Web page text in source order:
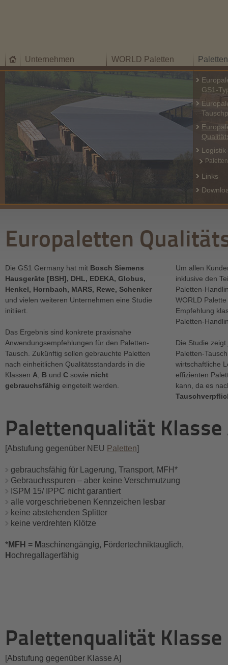
Unternehmen WORLD Paletten
GS1-
Links
Europaletten
Die GS1 Germany hat mit Bosch Siemens
Hausgeräte [BSH], DHL, EDEKA, Globus,
Henkel, Hornbach, MARS, Rewe, Schenker
und vielen weiteren Unternehmen eine Studie
initiiert.
Das Ergebnis sind konkrete praxisnahe
Anwendungsempfehlungen für den Paletten-
Tausch. Zukünftig sollen gebrauchte Paletten
nach einheitlichen Qualitätsstandards in die
Klassen A B und C sowie nicht
gebrauchsfähig eingeteilt werden.
Um allen
inklusive den
Paletten-
WORLD
Empfehlung
Paletten-
Die Studie
Paletten-
wirtschaftliche
effizienten
kann, da es
Palettenqualität
[Abstufung gegenüber NEU Paletten]
gebrauchsfähig für Lagerung, Transport, MFH*
Gebrauchsspuren – aber keine Verschmutzung
ISPM 15/ IPPC nicht garantiert
alle vorgeschriebenen Kennzeichen lesbar
keine abstehenden Splitter
keine verdrehten Klötze
*MFH = M aschinengängig, Fördertechniktauglich,
H ochregallagerfähig
Palettenqualität
[Abstufung gegenüber Klasse A]